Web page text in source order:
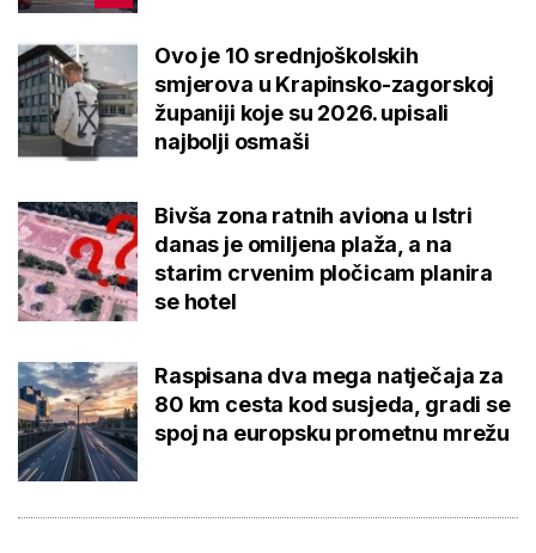
Ovo je 10 srednjoškolskih
smjerova u Krapinsko-zagorskoj
županiji koje su 2026. upisali
najbolji osmaši
Bivša zona ratnih aviona u Istri
danas je omiljena plaža, a na
starim crvenim pločicam planira
se hotel
Raspisana dva mega natječaja za
80 km cesta kod susjeda, gradi se
spoj na europsku prometnu mrežu